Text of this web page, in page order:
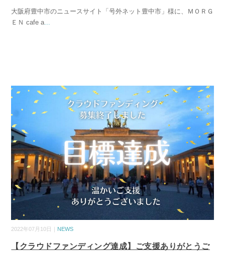
大阪府豊中市のニュースサイト「号外ネット豊中市」様に、ＭＯＲＧ
ＥＮ cafe a
2022年07月10日｜ NEWS
【クラウドファンディング達成】ご支援ありがとうご